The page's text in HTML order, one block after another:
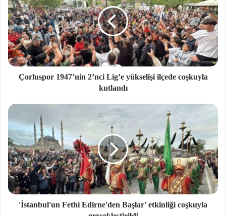
Çorluspor 1947’nin 2’nci Lig’e yükselişi ilçede coşkuyla
kutlandı
'İstanbul'un Fethi Edirne'den Başlar' etkinliği coşkuyla